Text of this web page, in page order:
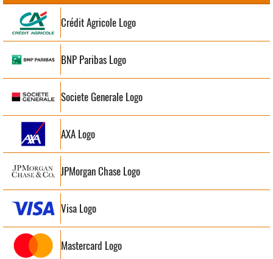
Crédit Agricole Logo
BNP Paribas Logo
Societe Generale Logo
AXA Logo
JPMorgan Chase Logo
Visa Logo
Mastercard Logo